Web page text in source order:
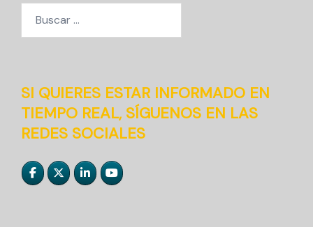
SI QUIERES ESTAR INFORMADO EN
TIEMPO REAL, SÍGUENOS EN LAS
REDES SOCIALES